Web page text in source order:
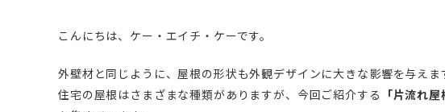
こんにちは、ケー・エイチ・ケーです。
外壁材と同じように、屋根の形状も外観デザインに大きな影響を与えま
住宅の屋根はさまざまな種類がありますが、今回ご紹介する 「片流れ屋